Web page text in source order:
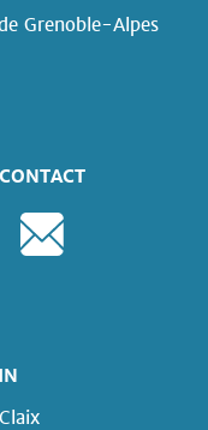
Grenoble-Alpes
CONTACT